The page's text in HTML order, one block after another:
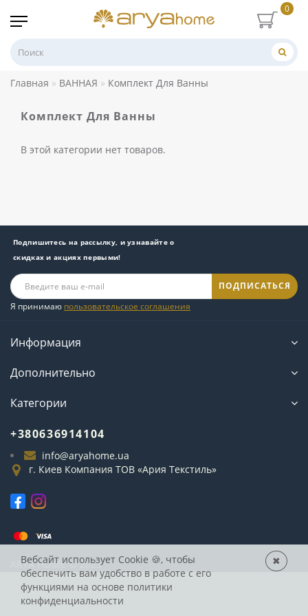
0
Главная ВАННАЯ Комплект Для Ванны
Комплект Для Ванны
В этой категории нет товаров.
Подпишитесь на рассылку, и узнавайте о
скидках и акциях первыми!
ПОДПИСАТЬСЯ
Я принимаю пользовательское соглашения
Информация
Дополнительно
Категории
+380636914104
info@aryahome.ua
г. Киев Компания ТОВ «Ария Текстиль»
ARYAHOME © 2025
Вебсайт использует Cookie 🍪, чтобы
обеспечить вам удобство в работе с его
функциями на основе политики
конфиденциальности
✖